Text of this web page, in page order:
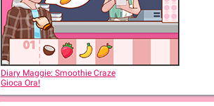
Diary Maggie: Birthday
Diary Maggie: Smoothie Craze
Gioca Ora!